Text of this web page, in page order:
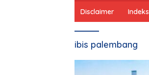
Disclaimer Indeks
ibis palembang